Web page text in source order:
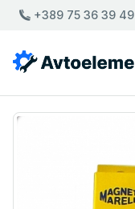
+389 75 36 39 49